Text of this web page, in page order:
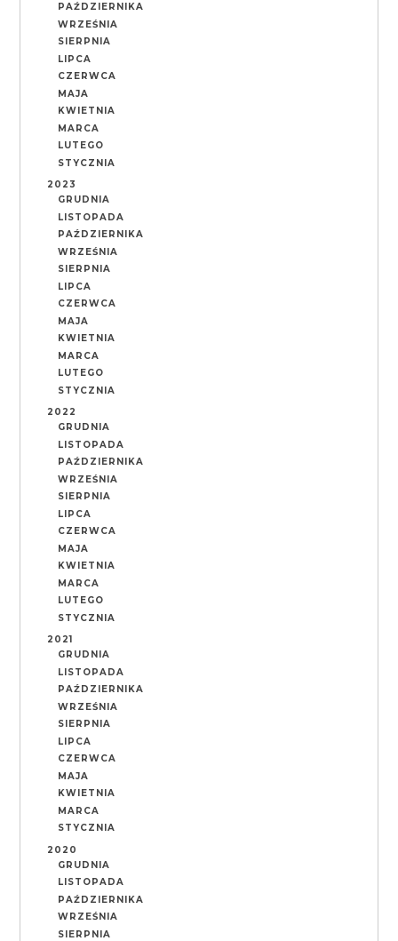
PAŹDZIERNIKA
WRZEŚNIA
SIERPNIA
LIPCA
CZERWCA
MAJA
KWIETNIA
MARCA
LUTEGO
STYCZNIA
2023
GRUDNIA
LISTOPADA
PAŹDZIERNIKA
WRZEŚNIA
SIERPNIA
LIPCA
CZERWCA
MAJA
KWIETNIA
MARCA
LUTEGO
STYCZNIA
2022
GRUDNIA
LISTOPADA
PAŹDZIERNIKA
WRZEŚNIA
SIERPNIA
LIPCA
CZERWCA
MAJA
KWIETNIA
MARCA
LUTEGO
STYCZNIA
2021
GRUDNIA
LISTOPADA
PAŹDZIERNIKA
WRZEŚNIA
SIERPNIA
LIPCA
CZERWCA
MAJA
KWIETNIA
MARCA
STYCZNIA
2020
GRUDNIA
LISTOPADA
PAŹDZIERNIKA
WRZEŚNIA
SIERPNIA